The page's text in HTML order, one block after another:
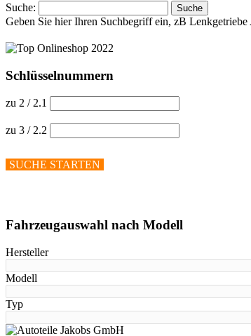
Suche: Suche
Geben Sie hier Ihren Suchbegriff ein, zB
Schlüsselnummern
zu 2 / 2.1
zu 3 / 2.2
SUCHE STARTEN
Fahrzeugauswahl nach Modell
Hersteller
Modell
Typ